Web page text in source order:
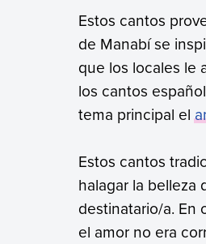
Estos cantos
de Manabí se
que los locales le
los cantos
tema principal el
Estos cantos
halagar la
destinatario/a. En
el amor no era